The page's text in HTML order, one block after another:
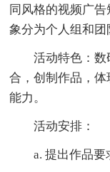
同风格的视频广
象分为个人组和团
活动特色：数
合，创制作品，
能力。
活动安排：
a. 提出作品要